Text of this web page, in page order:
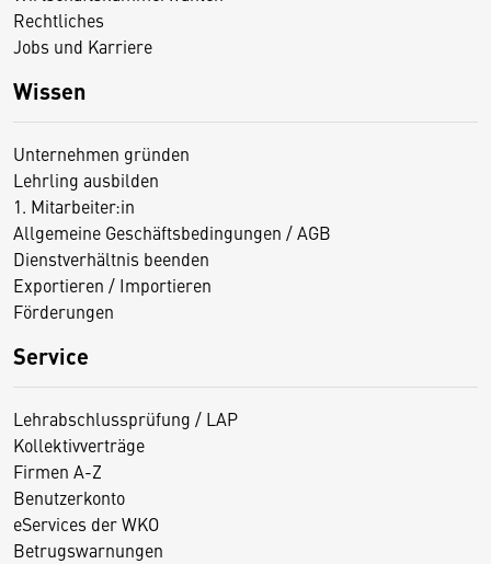
Rechtliches
Jobs und Karriere
Wissen
Unternehmen gründen
Lehrling ausbilden
1. Mitarbeiter:in
Allgemeine Geschäftsbedingungen / AGB
Dienstverhältnis beenden
Exportieren / Importieren
Förderungen
Service
Lehrabschlussprüfung / LAP
Kollektivverträge
Firmen A-Z
Benutzerkonto
eServices der WKO
Betrugswarnungen